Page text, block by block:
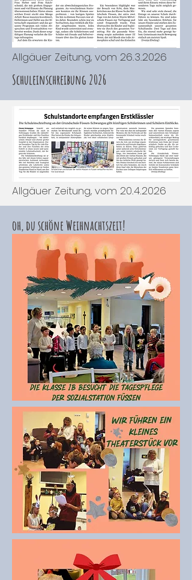
Allgäuer Zeitung, vom 26.3.2026
Schuleinschreibung 2026
Allgäuer Zeitung, vom 20.4.2026
oh, du schöne Weihnachtszeit!